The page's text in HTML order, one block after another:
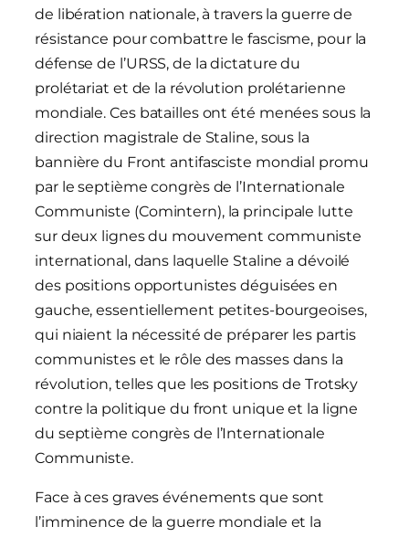
de libération nationale, à travers la guerre de
résistance pour combattre le fascisme, pour la
défense de l’URSS, de la dictature du
prolétariat et de la révolution prolétarienne
mondiale. Ces batailles ont été menées sous la
direction magistrale de Staline, sous la
bannière du Front antifasciste mondial promu
par le septième congrès de l’Internationale
Communiste (Comintern), la principale lutte
sur deux lignes du mouvement communiste
international, dans laquelle Staline a dévoilé
des positions opportunistes déguisées en
gauche, essentiellement petites-bourgeoises,
qui niaient la nécessité de préparer les partis
communistes et le rôle des masses dans la
révolution, telles que les positions de Trotsky
contre la politique du front unique et la ligne
du septième congrès de l’Internationale
Communiste.
Face à ces graves événements que sont
l’imminence de la guerre mondiale et la